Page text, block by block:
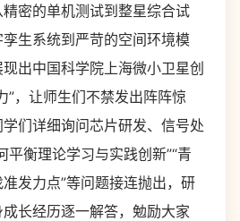
密的单机测试到整星综合试
生系统到严苛的空间环境模
出中国科学院上海微小卫星创
”，让师生们不禁发出阵阵惊
们详细询问芯片研发、信号处
平衡理论学习与实践创新”“青
发力点”等问题接连抛出，研
长经历逐一解答，勉励大家